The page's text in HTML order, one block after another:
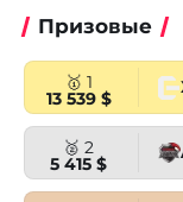
Призовые
🥇 1
13 539 $
🥈 2
5 415 $